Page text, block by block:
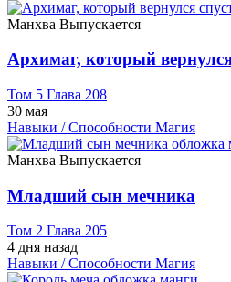
Манхва Выпускается
Архимаг, который
Том 5 Глава 208
30 мая
Навыки / Способности Магия
Манхва Выпускается
Младший сын мечника
Том 2 Глава 205
4 дня назад
Навыки / Способности Магия